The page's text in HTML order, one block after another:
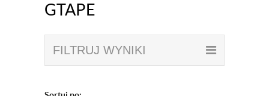
GTAPE
FILTRUJ WYNIKI